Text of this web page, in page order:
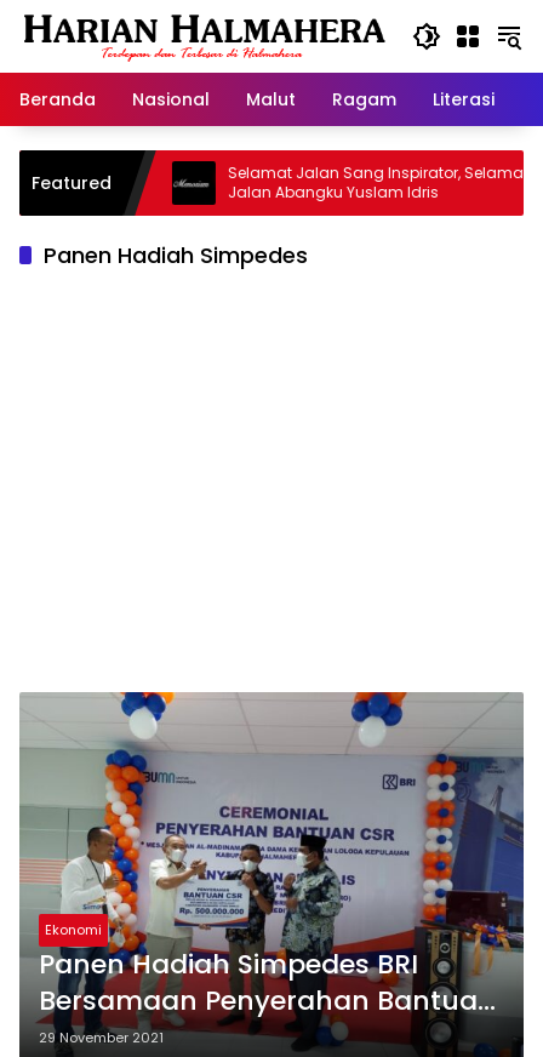
Langsung
Beranda
Nasional Malut Ragam Literasi
Featured
Warisan
Selamat Jalan Sang Inspirator, Selamat
Jalan Abangku Yuslam Idris
Panen Hadiah Simpedes
Ekonomi
Panen Hadiah Simpedes BRI
Bersamaan Penyerahan Bantuan
CSR
29 November 2021